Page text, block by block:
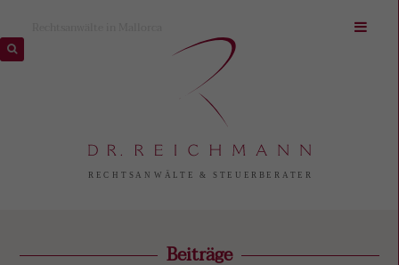
Beiträge